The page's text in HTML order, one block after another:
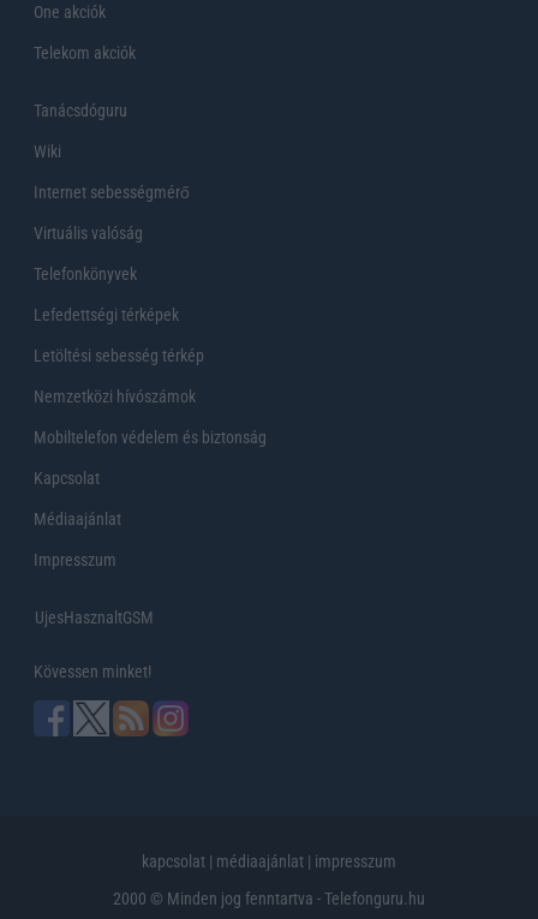
One akciók
Telekom akciók
Tanácsdóguru
Wiki
Internet sebességmérő
Virtuális valóság
Telefonkönyvek
Lefedettségi térképek
Letöltési sebesség térkép
Nemzetközi hívószámok
Mobiltelefon védelem és biztonság
Kapcsolat
Médiaajánlat
Impresszum
UjesHasznaltGSM
Kövessen minket!
kapcsolat | médiaajánlat | impresszum
2000 © Minden jog fenntartva - Telefonguru.hu